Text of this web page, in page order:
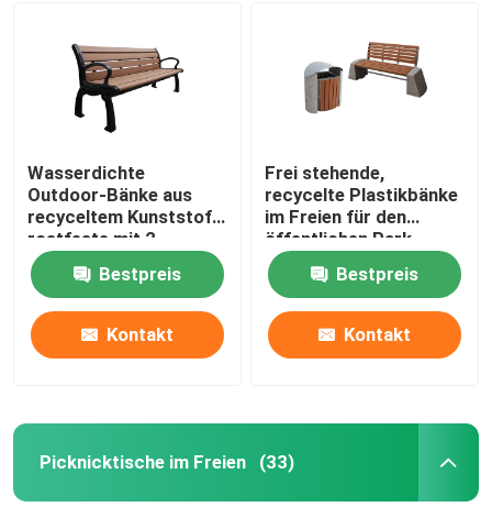
Wasserdichte
Outdoor-Bänke aus
recyceltem Kunststoff,
rostfeste mit 2
Sitzplätzen
Bestpreis
Kontakt
Frei stehende,
recycelte Plastikbänke
im Freien für den
öffentlichen Park
Bestpreis
Kontakt
Picknicktische im Freien (33)